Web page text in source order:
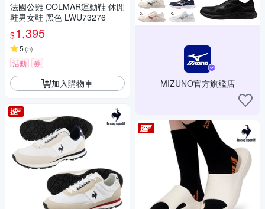
法國公雞 COLMAR運動鞋 休閒
鞋男女鞋 黑色 LWU73276
$1,395
5 (5)
活動 券
加入購物車 MIZUNO官方旗艦店